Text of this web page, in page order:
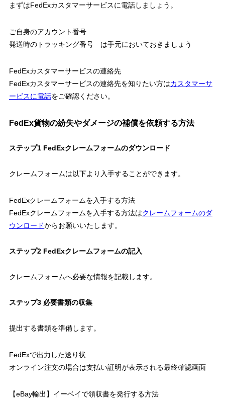
まずはFedExカスタマーサービスに電話しましょう。
ご自身のアカウント番号
発送時のトラッキング番号 は手元においておきましょう
FedExカスタマーサービスの連絡先
FedExカスタマーサービスの連絡先を知りたい方はカスタマーサ
ービスに電話をご確認ください。
FedEx貨物の紛失やダメージの補償を依頼する方法
ステップ1 FedExクレームフォームのダウンロード
クレームフォームは以下より入手することができます。
FedExクレームフォームを入手する方法
FedExクレームフォームを入手する方法はクレームフォームのダ
ウンロードからお願いいたします。
ステップ2 FedExクレームフォームの記入
クレームフォームへ必要な情報を記載します。
ステップ3 必要書類の収集
提出する書類を準備します。
FedExで出力した送り状
オンライン注文の場合は支払い証明が表示される最終確認画面
【eBay輸出】イーベイで領収書を発行する方法